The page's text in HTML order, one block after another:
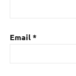
Email*